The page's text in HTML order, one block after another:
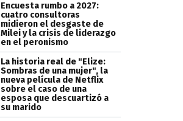
Encuesta rumbo a 2027:
cuatro consultoras
midieron el desgaste de
Milei y la crisis de liderazgo
en el peronismo
La historia real de "Elize:
Sombras de una mujer", la
nueva película de Netflix
sobre el caso de una
esposa que descuartizó a
su marido